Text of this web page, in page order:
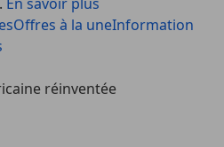
Offres à la uneInformation
réinventée